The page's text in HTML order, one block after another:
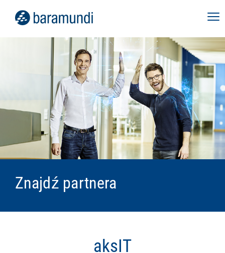
Znajdź partnera
aksIT